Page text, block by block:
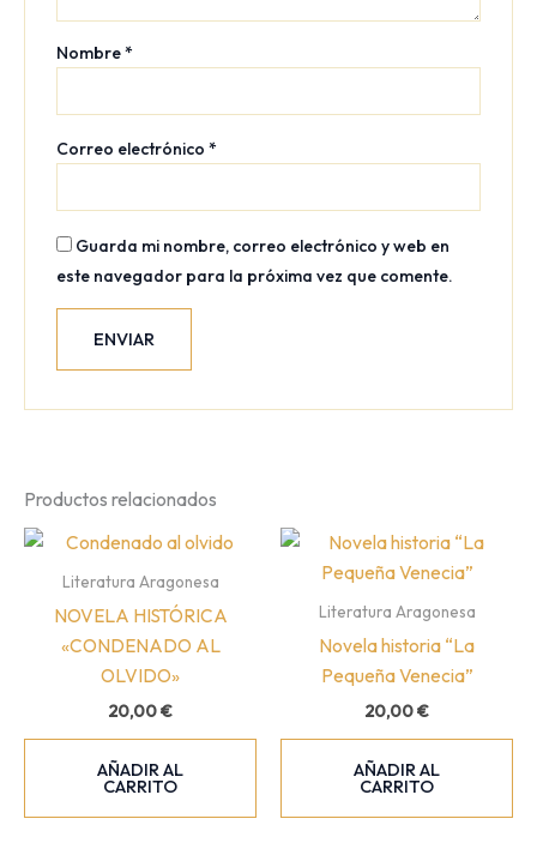
Nombre*
Correo electrónico *
Guarda mi nombre, correo electrónico y web en
este navegador para la próxima vez que comente.
Productos relacionados
Literatura Aragonesa
NOVELA HISTÓRICA
«CONDENADO AL
OLVIDO»
20,00€
AÑADIR AL
CARRITO
Literatura Aragonesa
Novela historia “La
Pequeña Venecia”
20,00€
AÑADIR AL
CARRITO